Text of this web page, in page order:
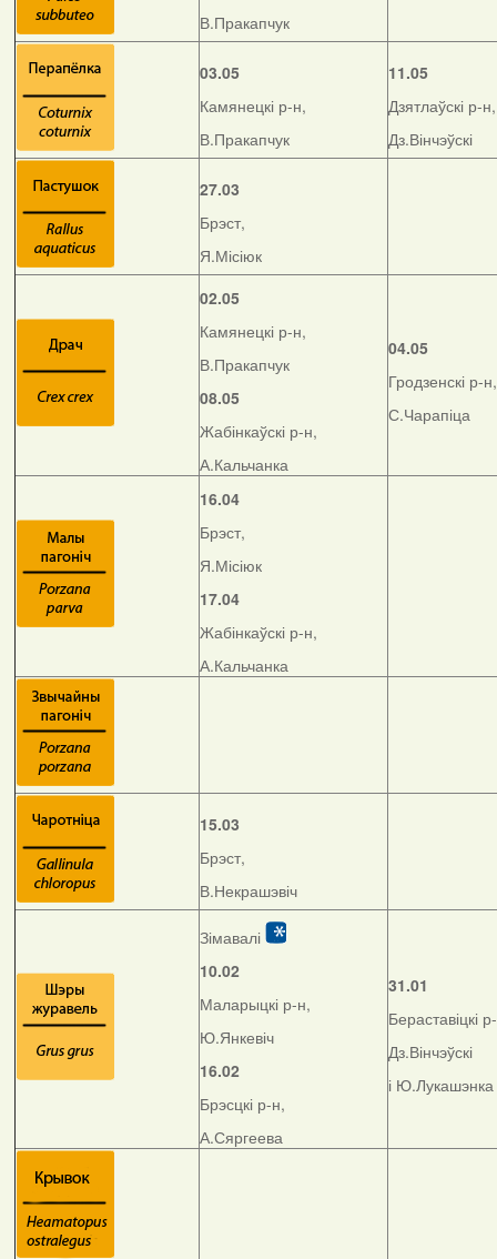
В.Пракапчук
03.05
Камянецкі р-н,
В.Пракапчук
11.05
Дзятлаўскі р-н,
Дз.Вінчэўскі
27.03
Брэст,
Я.Місіюк
02.05
Камянецкі р-н,
В.Пракапчук
08.05
Жабінкаўскі р-н,
А.Кальчанка
04.05
Гродзенскі р-н,
С.Чарапіца
16.04
Брэст,
Я.Місіюк
17.04
Жабінкаўскі р-н,
А.Кальчанка
15.03
Брэст,
В.Некрашэвіч
Зімавалі
10.02
Маларыцкі р-н,
Ю.Янкевіч
16.02
Брэсцкі р-н,
А.Сяргеева
31.01
Бераставіцкі
Дз.Вінчэўскі
і Ю.Лукашэнка